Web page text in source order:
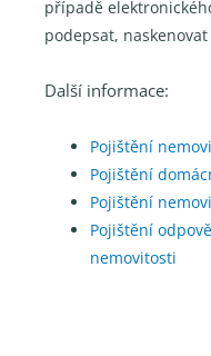
případě
podepsat,
Další informace:
Pojištění
Pojištění
Pojištění
Pojištění
nemovitosti